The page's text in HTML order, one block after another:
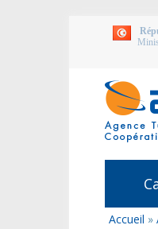
Vous
Accueil »